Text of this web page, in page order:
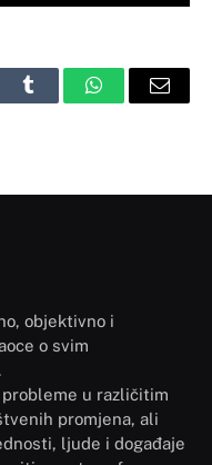
Tumblr WhatsAppEmail
objektivno i
o svim
u različitim
promjena, ali
ljude i događaje